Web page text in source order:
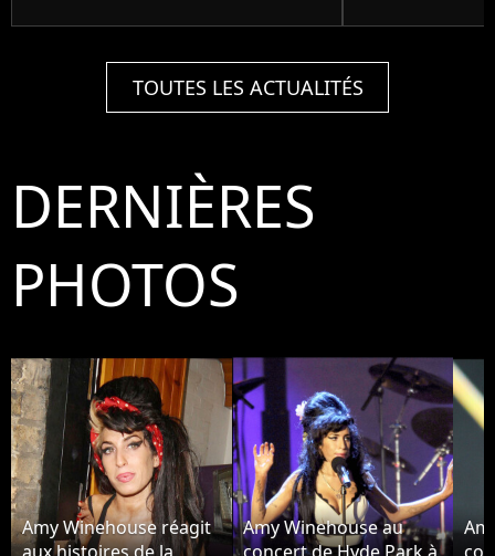
TOUTES LES ACTUALITÉS
DERNIÈRES
PHOTOS
Amy Winehouse réagit
Amy Winehouse au